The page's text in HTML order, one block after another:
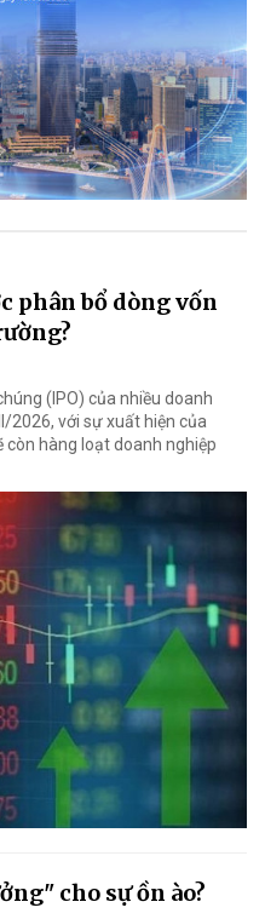
phân bổ dòng vốn
(IPO) của nhiều doanh
2026, với sự xuất hiện của
còn hàng loạt doanh nghiệp
cho sự ồn ào?